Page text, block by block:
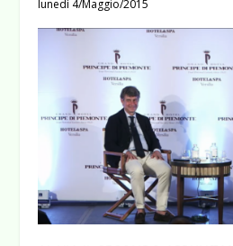
lunedì 4/Maggio/2015